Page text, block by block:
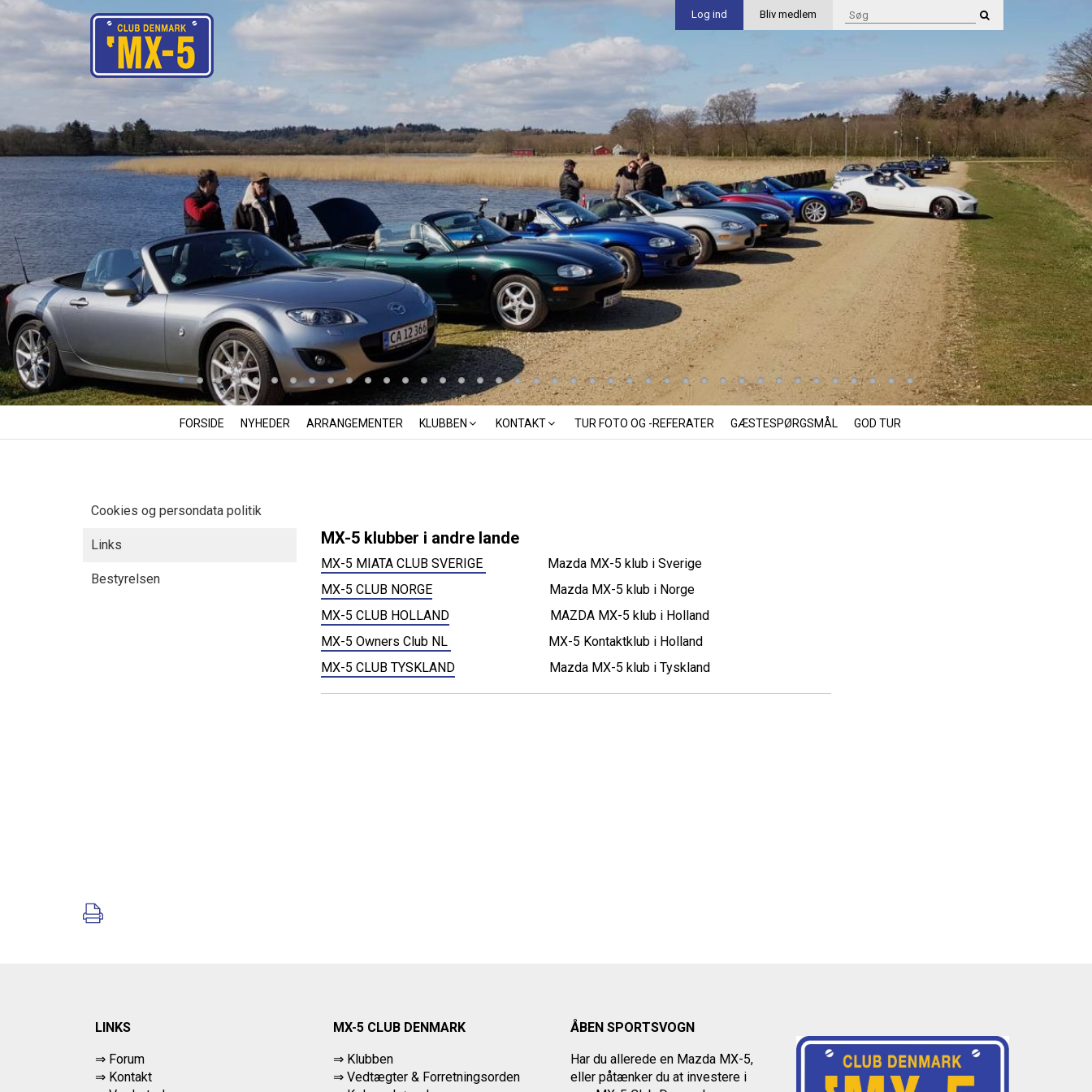
Log ind Bliv medlem
FORSIDE NYHEDER ARRANGEMENTER KLUBBEN KONTAKT TUR FOTO OG -REFERATER GÆSTESPØRGSMÅL GOD TUR
Cookies og persondata politik
Links
Bestyrelsen
MX-5 klubber i andre lande
MX-5 MIATA CLUB SVERIGE
Mazda MX-5 klub i Sverige
MX-5 CLUB NORGEMazda MX-5 klub i Norge
MX-5 CLUB HOLLANDMAZDA MX-5 klub i Holland
MX-5 Owners Club NL
MX-5 Kontaktklub i Holland
MX-5 CLUB TYSKLANDMazda MX-5 klub i Tyskland
LINKS
⇒ Forum
⇒ Kontakt
MX-5 CLUB DENMARK
⇒ Klubben
⇒ Vedtægter & Forretningsorden
ÅBEN SPORTSVOGN
Har du allerede en Mazda MX-5,
eller påtænker du at investere i